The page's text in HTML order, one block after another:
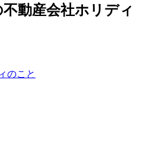
動産会社ホリディ
のこと